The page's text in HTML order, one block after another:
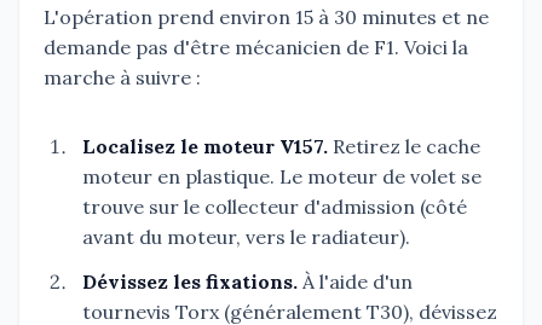
L'opération prend environ 15 à 30 minutes et ne
demande pas d'être mécanicien de F1. Voici la
marche à suivre :
Localisez le moteur V157. Retirez le cache
moteur en plastique. Le moteur de volet se
trouve sur le collecteur d'admission (côté
avant du moteur, vers le radiateur).
Dévissez les fixations. À l'aide d'un
tournevis Torx (généralement T30), dévissez